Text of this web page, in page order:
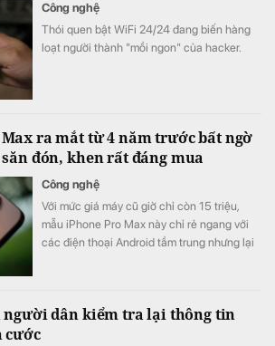
Công nghệ
Thói quen bật WiFi 24/24 đang biến hàng
loạt người thành "mồi ngon" của hacker.
ra mắt từ 4 năm trước bất ngờ
đón, khen rất đáng mua
Công nghệ
Với mức giá máy cũ giờ chỉ còn 15 triệu,
mẫu iPhone Pro Max này chỉ rẻ ngang với
các điện thoại Android tầm trung nhưng lại
người dân kiểm tra lại thông tin
cước